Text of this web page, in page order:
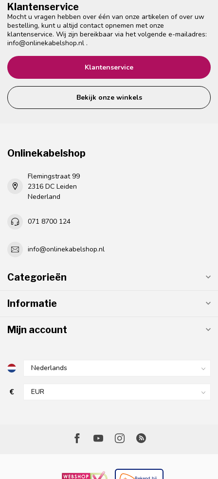
Klantenservice
Mocht u vragen hebben over één van onze artikelen of over uw
bestelling, kunt u altijd contact opnemen met onze
klantenservice. Wij zijn bereikbaar via het volgende e-mailadres:
info@onlinekabelshop.nl .
Klantenservice
Bekijk onze winkels
Onlinekabelshop
Flemingstraat 99
2316 DC Leiden
Nederland
071 8700 124
info@onlinekabelshop.nl
Categorieën
Informatie
Mijn account
€